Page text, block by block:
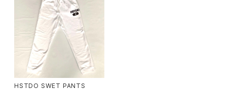
HSTDO SWET PANTS